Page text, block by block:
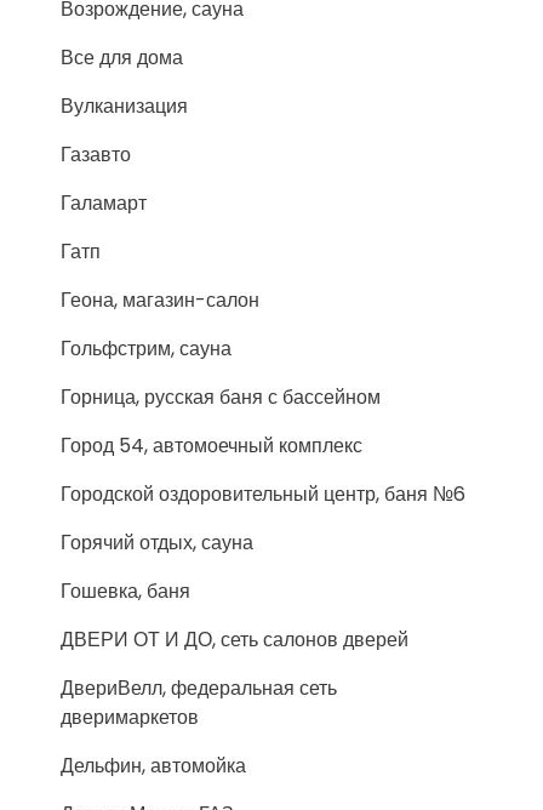
Возрождение, сауна
Все для дома
Вулканизация
Газавто
Галамарт
Гатп
Геона, магазин-салон
Гольфстрим, сауна
Горница, русская баня с бассейном
Город 54, автомоечный комплекс
Городской оздоровительный центр, баня №6
Горячий отдых, сауна
Гошевка, баня
ДВЕРИ ОТ И ДО, сеть салонов дверей
ДвериВелл, федеральная сеть
дверимаркетов
Дельфин, автомойка